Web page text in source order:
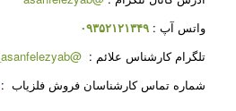
واتس آپ : ۰۹۳۵۲۱۲۱۳۴۹
تلگرام کارشناس علائم : @karshenas_asanfelezyab
شماره تماس کارشناسان فروش فلزیاب :